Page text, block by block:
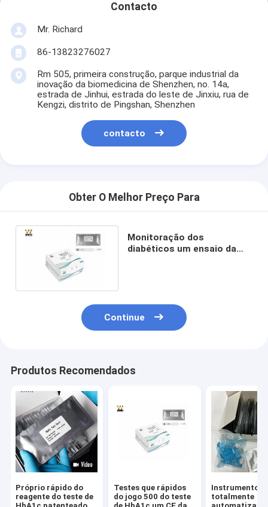
Contacto
Mr. Richard
86-13823276027
Rm 505, primeira construção, parque industrial da
inovação da biomedicina de Shenzhen, no. 14a,
estrada de Jinhui, estrada do leste de Jinxiu, rua de
Kengzi, distrito de Pingshan, Shenzhen
contacto
Obter O Melhor Preço Para
Monitoração dos
diabéticos um ensaio da
Continue
Produtos Recomendados
Próprio rápido do
reagente do teste de
Testes que rápidos
do jogo 500 do teste
Instrumentos
totalmente